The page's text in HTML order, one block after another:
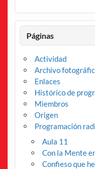
Páginas
Actividad
Archivo
Enlaces
Histórico de
Miembros
Origen
Programación
Aula 11
Con la Mente
Confieso que